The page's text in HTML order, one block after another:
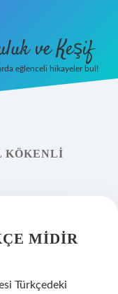
ve Keşif
eğlenceli hikayeler bul!
KÖKENLI
MIDIR
Türkçedeki